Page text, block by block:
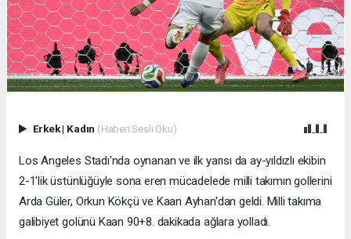
Erkek| Kadın (Haberi Sesli Oku)
Los Angeles Stadı'nda oynanan ve ilk yarısı da ay-yıldızlı ekibin
2-1'lik üstünlüğüyle sona eren mücadelede milli takımın gollerini
Arda Güler, Orkun Kökçü ve Kaan Ayhan'dan geldi. Milli takıma
galibiyet golünü Kaan 90+8. dakikada ağlara yolladı.